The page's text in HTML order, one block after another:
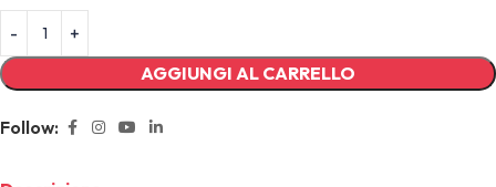
AGGIUNGI AL CARRELLO
Follow: